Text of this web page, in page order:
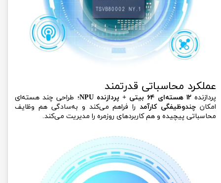
عملکرد محاسباتی قدرتمند
پردازنده۱۲ هسته‌ای ۶۴ بیتی + پردازنده NPU
؛ طراحی چند هسته‌ای
امکان چندوظیفگی کارآمدرا فراهم می‌کند و به‌سادگی هم وظایف
محاسباتی پیچیده و هم کاربردهای روزمره را مدیریت می‌کند.